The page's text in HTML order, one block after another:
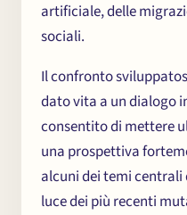
artificiale, delle
sociali.
Il confronto
dato vita a un dialogo
consentito di mettere
una prospettiva
alcuni dei temi centrali
luce dei più recenti